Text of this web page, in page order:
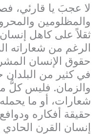
لا عجبَ يا قارئي،
والمظلومين
ثقلاً على كاهل
الرغم من شعاراته
حقوق الإنسان
في كثير من
والزمان. فليس كلُّ
شعارات، أو ما
حقيقة أفكاره
إنسان القرن